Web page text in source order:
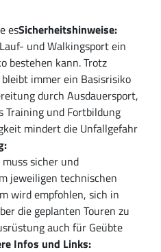
esSicherheitshinweise:
und Walkingsport ein
bestehen kann. Trotz
immer ein Basisrisiko
durch Ausdauersport,
Training und Fortbildung
mindert die Unfallgefahr
sicher und
jeweiligen technischen
wird empfohlen, sich in
die geplanten Touren zu
auch für Geübte
Infos und Links: